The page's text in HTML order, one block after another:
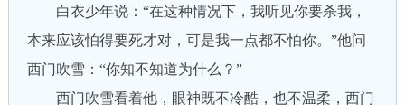
白衣少年说：“在这种情况下，我听见你要杀我，
本来应该怕得要死才对，可是我一点都不怕你。”他问
西门吹雪：“你知不知道为什么？”
西门吹雪看着他，眼神既不冷酷，也不温柔，西门